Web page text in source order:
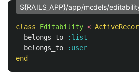
${RAILS_APP}/app/models/
class Editability <
belongs_to
:list
belongs_to
:user
end